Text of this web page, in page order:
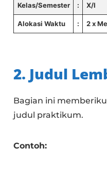
Kelas/Semester : X/I
Alokasi Waktu : 2 x
2. Judul
Bagian ini
judul praktikum.
Contoh: